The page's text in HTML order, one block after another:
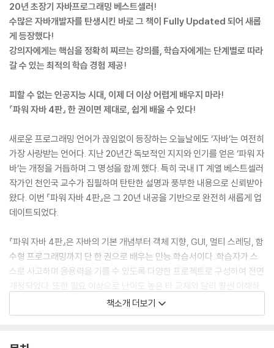
20년 초장기 자바프로그래밍 베스트셀러!
수많은 자바개발자를 탄생시킨 바로 그 책이 Fully Updated 되어 새롭
게 등장했다!
강의자에게는 핵심을 정확히 찌르는 강의를, 학습자에게는 단계별로 따라
갈 수 있는 최적의 학습 경험 제공!
피할 수 없는 인공지능 시대, 이제 더 이상 어렵게 배우지 마라!
『파워 자바 4판』 한 권이면 제대로, 쉽게 배울 수 있다!
새로운 프로그래밍 언어가 끊임없이 등장하는 오늘날에도 ‘자바’는 여전히
가장 사랑받는 언어다. 지난 20년간 독보적인 지지와 인기를 얻은 ‘파워 자
바’는 개정을 거듭하며 그 명성을 함께 했다. 특히 국내 IT 계열 베스트셀러
작가인 천인국 교수가 집필하며 탄탄한 설명과 풍부한 내용으로 신뢰받아
왔다. 이번 『파워 자바 4판』은 그 20년 내공을 기반으로 완전히 새롭게 업
데이트되었다.
『파워 자바 4판』은 자바의 기본 개념부터 객체 지향, GUI, 멀티 스레딩, 함
수형 프로그래밍까지 단 한 권으로 배우는 만능 학습서이다. 학습자가 스
스로 사고하며 응용력을 기를 수 있도록 다양한 프로젝트로 구성하여 전면
개정되었다. 또한 필요 이상으로 난이도 높은 타 교재와 달리 훨씬 이해하
기 쉽고 알찬 구성으로 초보자도 재미있게 배울 수 있도록 차별화하였다.
으로 구현하여 탐구하도록 하였다. 각 예제는 '결과 보고 생각하기 → 코드
책소개 더보기